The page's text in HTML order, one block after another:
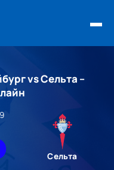
vs Сельта –
Сельта